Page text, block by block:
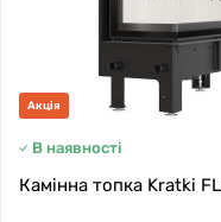
Акція
В наявності
Камінна топка Kratki